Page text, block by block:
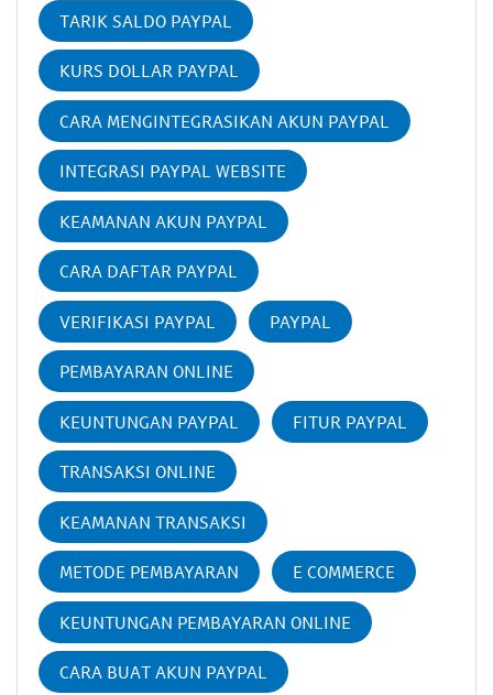
TARIK SALDO PAYPAL
KURS DOLLAR PAYPAL
CARA MENGINTEGRASIKAN AKUN PAYPAL
INTEGRASI PAYPAL WEBSITE
KEAMANAN AKUN PAYPAL
CARA DAFTAR PAYPAL
VERIFIKASI PAYPAL PAYPAL
PEMBAYARAN ONLINE
KEUNTUNGAN PAYPAL FITUR PAYPAL
TRANSAKSI ONLINE
KEAMANAN TRANSAKSI
METODE PEMBAYARAN E COMMERCE
KEUNTUNGAN PEMBAYARAN ONLINE
CARA BUAT AKUN PAYPAL